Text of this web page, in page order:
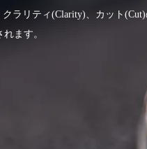
ラリティ(Clarity)、カット
ます。